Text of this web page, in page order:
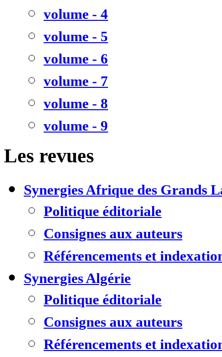
volume - 4
volume - 5
volume - 6
volume - 7
volume - 8
volume - 9
Les revues
Synergies Afrique des Grands
Politique éditoriale
Consignes aux auteurs
Référencements et
Synergies Algérie
Politique éditoriale
Consignes aux auteurs
Référencements et